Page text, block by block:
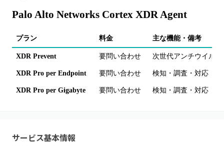
Palo Alto Networks Cortex XDR Agent
プラン 料金 主な機能・備考
XDR Prevent 要問い合わせ 次世代アンチウイル
XDR Pro per Endpoint 要問い合わせ 検知・調査・対応（
XDR Pro per Gigabyte 要問い合わせ 検知・調査・対応（
サービス基本情報